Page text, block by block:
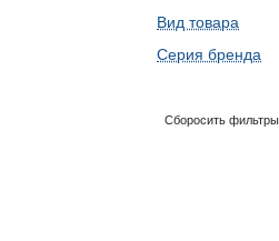
Вид товара
Серия бренда
Сборосить фильтры